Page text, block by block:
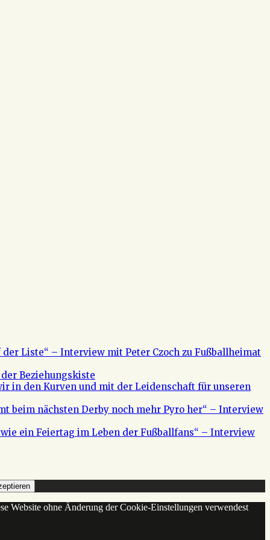
Liste“ – Interview mit Peter Czoch zu Fußballheimat
Beziehungskiste
in den Kurven und mit der Leidenschaft für unseren
beim nächsten Derby noch mehr Pyro her“ – Interview
wie ein Feiertag im Leben der Fußballfans“ – Interview
Website ohne Änderung der Cookie-Einstellungen verwendest